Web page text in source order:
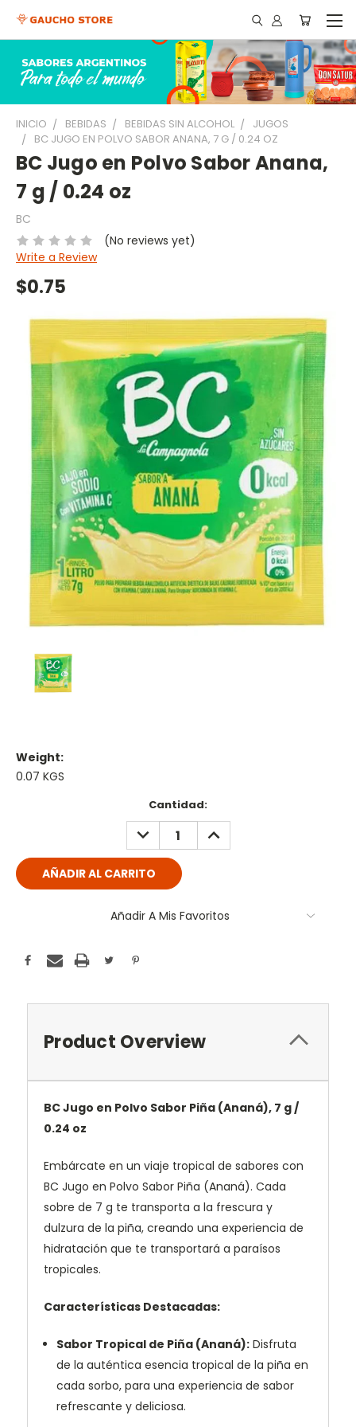
INICIO BEBIDAS BEBIDAS SIN ALCOHOL
JUGOS
BC JUGO EN POLVO SABOR ANANA, 7 G / 0.24 OZ
BC Jugo en Polvo Sabor Anana,
7 g / 0.24 oz
BC
(No reviews yet)
Write a Review
$0.75
Weight:
0.07 KGS
Cantidad:
DECREASE
QUANTITY:
INCREASE
QUANTITY:
Añadir A Mis Favoritos
Product Overview
BC Jugo en Polvo Sabor Piña (Ananá), 7 g /
0.24 oz
Embárcate en un viaje tropical de sabores con
BC Jugo en Polvo Sabor Piña (Ananá). Cada
sobre de 7 g te transporta a la frescura y
dulzura de la piña, creando una experiencia de
hidratación que te transportará a paraísos
tropicales.
Características Destacadas:
Sabor Tropical de Piña (Ananá): Disfruta
de la auténtica esencia tropical de la piña en
cada sorbo, para una experiencia de sabor
refrescante y deliciosa.